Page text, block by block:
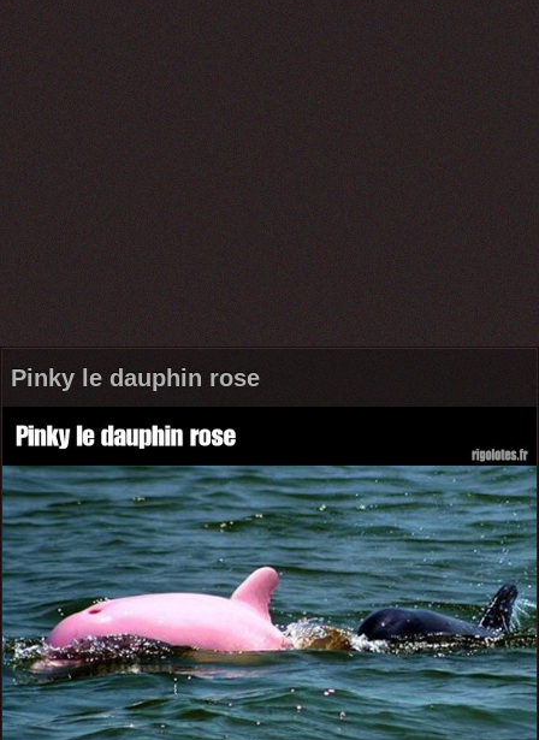
Pinky le dauphin rose